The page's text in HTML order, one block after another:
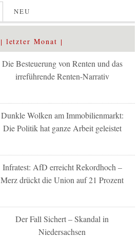
NEU
letzter Monat
Die Besteuerung von Renten und das
irreführende Renten-Narrativ
Dunkle Wolken am Immobilienmarkt:
Die Politik hat ganze Arbeit geleistet
Infratest: AfD erreicht Rekordhoch –
Merz drückt die Union auf 21 Prozent
Der Fall Sichert – Skandal in
Niedersachsen